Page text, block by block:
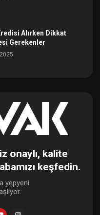
Alırken Dikkat
Gerekenler
onaylı, kalite
keşfedin.
yepyeni